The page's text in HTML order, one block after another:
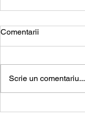
Comentarii
Scrie un comentariu...